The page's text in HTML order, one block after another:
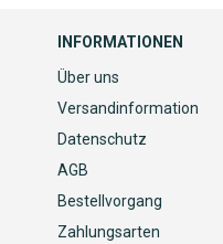
INFORMATIONEN
Über uns
Versandinformation
Datenschutz
AGB
Bestellvorgang
Zahlungsarten